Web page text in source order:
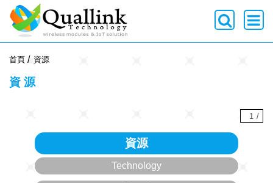
首頁 資源
資源
1 /
資源
Technology